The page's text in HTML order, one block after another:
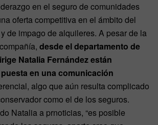
en el seguro de comunidades
oferta competitiva en el ámbito del
de impago de alquileres. A pesar de la
desde el departamento de
Natalia Fernández están
en una comunicación
algo que aún resulta complicado
como el de los seguros.
Natalia a prnoticias, “es posible